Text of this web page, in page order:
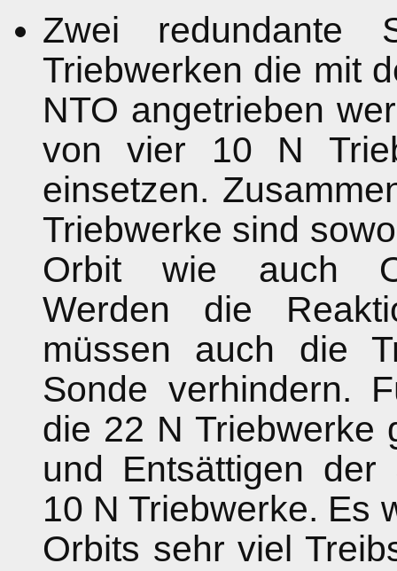
Zwei
Triebwerken die mit
NTO angetrieben
von vier 10 N
einsetzen.
Triebwerke sind
Orbit wie auch
Werden die
müssen auch die
Sonde verhindern.
die 22 N Triebwerke
und Entsättigen der
10 N Triebwerke. Es
Orbits sehr viel